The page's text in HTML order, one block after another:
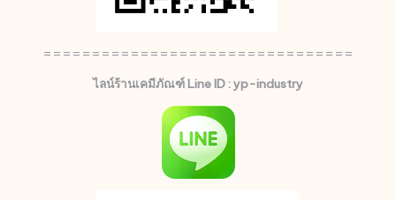
================================
ไลน์ร้านเคมีภัณฑ์ Line ID : yp-industry